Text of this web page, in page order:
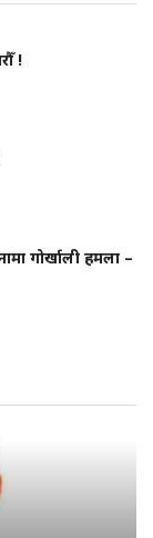
!
गोर्खाली हमला –